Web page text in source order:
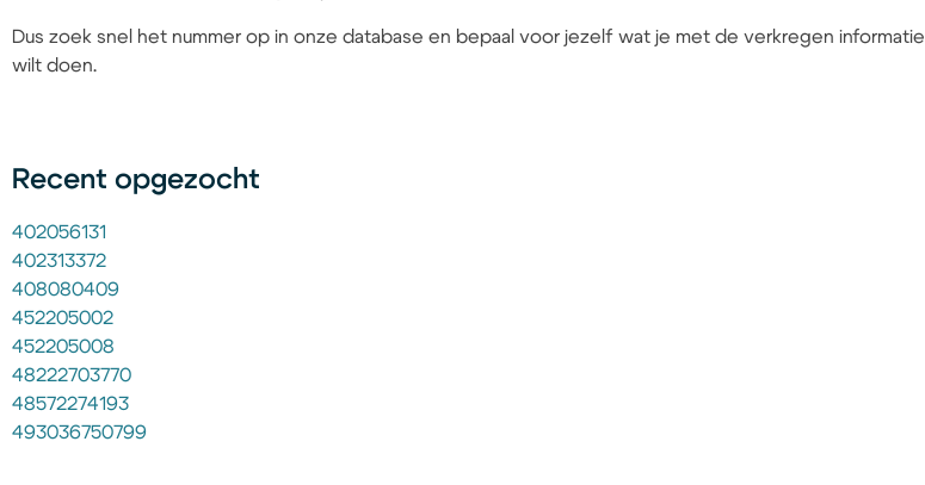
Dus zoek snel het nummer op in onze database en bepaal voor jezelf wat je met de verkregen informatie
wilt doen.
Recent opgezocht
402056131
402313372
408080409
452205002
452205008
48222703770
48572274193
493036750799